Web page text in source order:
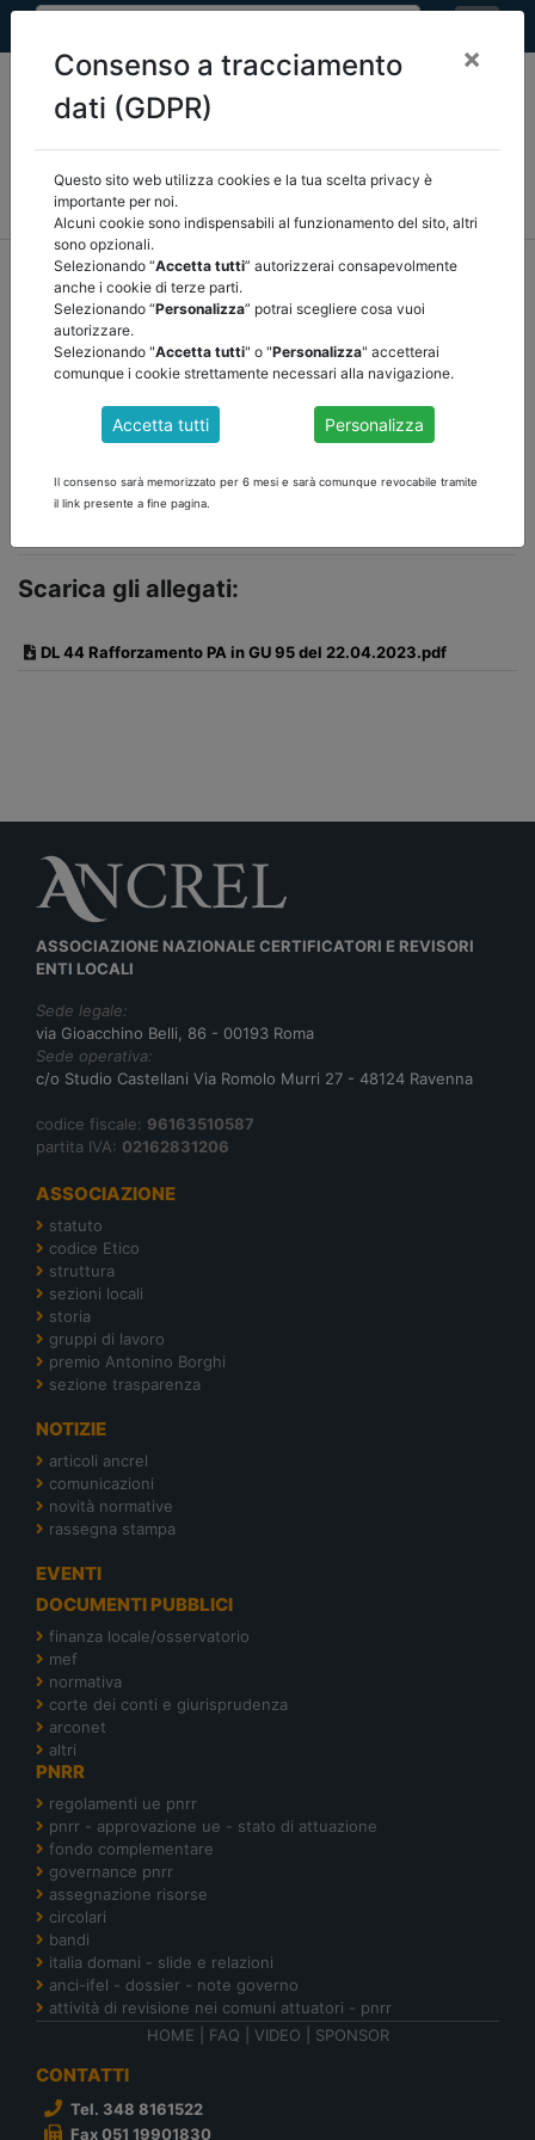
MEF FINANZA LOCALE/OSSERVATORIO
NORMATIVA
CORTE DEI CONTI E GIURISPRUDENZA
home documenti pubblici normativa/torna indietro
DOCUMENTI PUBBLICI
DL 44 RAFFORZAMENTO PA PUBBLICATO IN GU
capacità amministrativa delle amministrazioni pubbliche
Scarica gli allegati:
DL 44 Rafforzamento PA in GU 95 del 22.04.2023.pdf
ASSOCIAZIONE NAZIONALE CERTIFICATORI E REVISORI
ENTI LOCALI
Sede legale:
via Gioacchino Belli, 86 - 00193 Roma
Sede operativa:
c/o Studio Castellani Via Romolo Murri 27 - 48124 Ravenna
codice fiscale: 96163510587
partita IVA: 02162831206
ASSOCIAZIONE
statuto
codice Etico
struttura
sezioni locali
storia
gruppi di lavoro
premio Antonino Borghi
sezione trasparenza
NOTIZIE
articoli ancrel
comunicazioni
novità normative
rassegna stampa
EVENTI
DOCUMENTI PUBBLICI
finanza locale/osservatorio
mef
normativa
corte dei conti e giurisprudenza
arconet
altri
PNRR
regolamenti ue pnrr
pnrr - approvazione ue - stato di attuazione
fondo complementare
governance pnrr
assegnazione risorse
circolari
bandi
italia domani - slide e relazioni
anci-ifel - dossier - note governo
attività di revisione nei comuni attuatori - pnrr
HOME
FAQ VIDEO SPONSOR
CONTATTI
Tel. 348 8161522
Fax 051 19901830
Consenso a tracciamento
dati (GDPR)
×
Questo sito web utilizza cookies e la tua scelta privacy è
importante per noi.
Alcuni cookie sono indispensabili al funzionamento del sito, altri
sono opzionali.
Selezionando “Accetta tutti” autorizzerai consapevolmente
anche i cookie di terze parti.
Selezionando “Personalizza” potrai scegliere cosa vuoi
autorizzare.
Selezionando "Accetta tutti" o "Personalizza" accetterai
comunque i cookie strettamente necessari alla navigazione.
Accetta tutti Personalizza
Il consenso sarà memorizzato per 6 mesi e sarà comunque revocabile tramite
il link presente a fine pagina.